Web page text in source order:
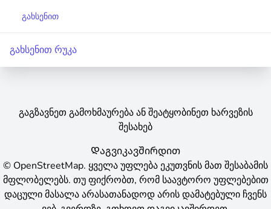
გახსენით
გახსენით რუკა
გაგზავნეთ გამოხმაურება ან შეატყობინეთ ხარვეზის
შესახებ
Დაგვიკავშირდით
© OpenStreetMap. ყველა უფლება ეკუთვნის მათ შესაბამის
მფლობელებს. თუ ფიქრობთ, რომ საავტორო უფლებებით
დაცული მასალა არასათანადოდ არის დამატებული ჩვენს